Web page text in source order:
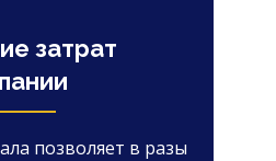
затрат
позволяет в разы